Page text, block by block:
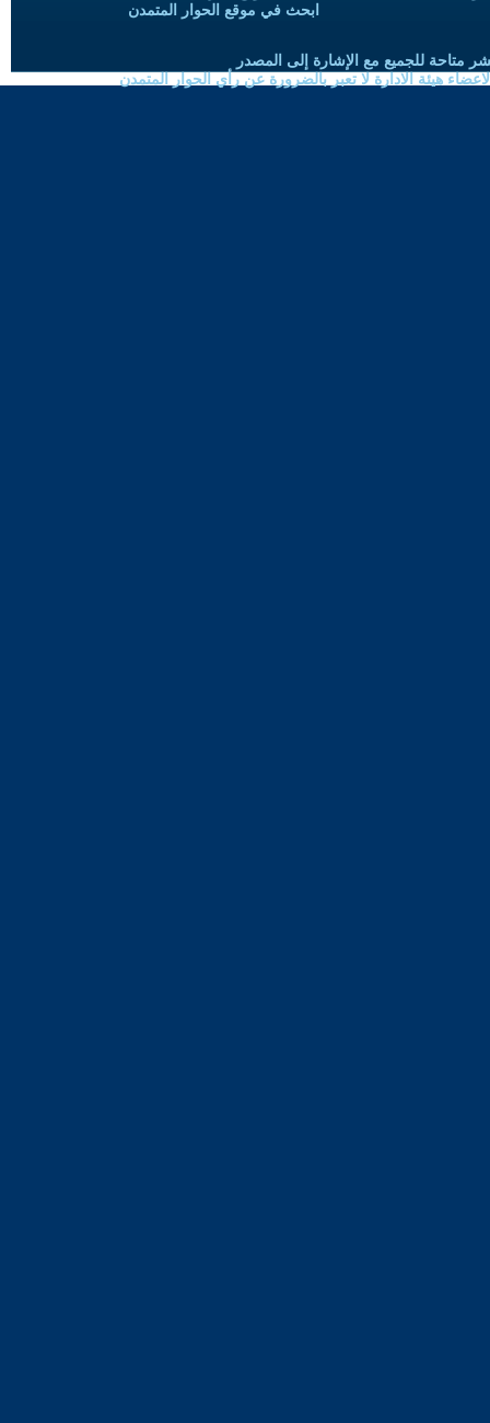
ابحث في موقع الحوار المتمدن
متاحة للجميع مع الإشارة إلى المصدر
هيئة الادارة لا تعبر بالضرورة عن رأي الحوار المتمدن